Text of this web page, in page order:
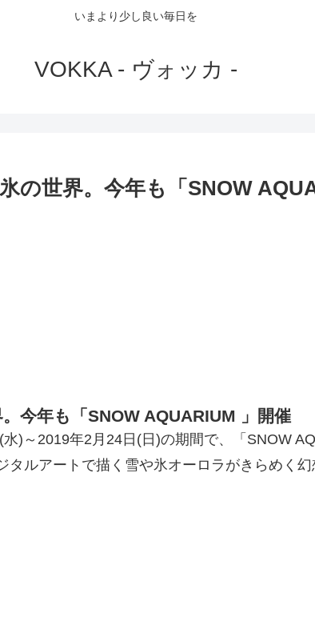
いまより少し良い毎日を
VOKKA - ヴォッカ -
の世界。今年も「SNOW
今年も「SNOW AQUARIUM 」開催
)～2019年2月24日(日)の期間で、「SNOW
ルアートで描く雪や氷オーロラがきらめく